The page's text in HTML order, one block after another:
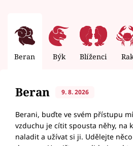
Beran Býk Blíženci
Beran 9. 8. 2026
Berani, buďte ve svém přístupu
vzduchu je cítit spousta něhy, na
naladit a užívat si ji. Udělejte